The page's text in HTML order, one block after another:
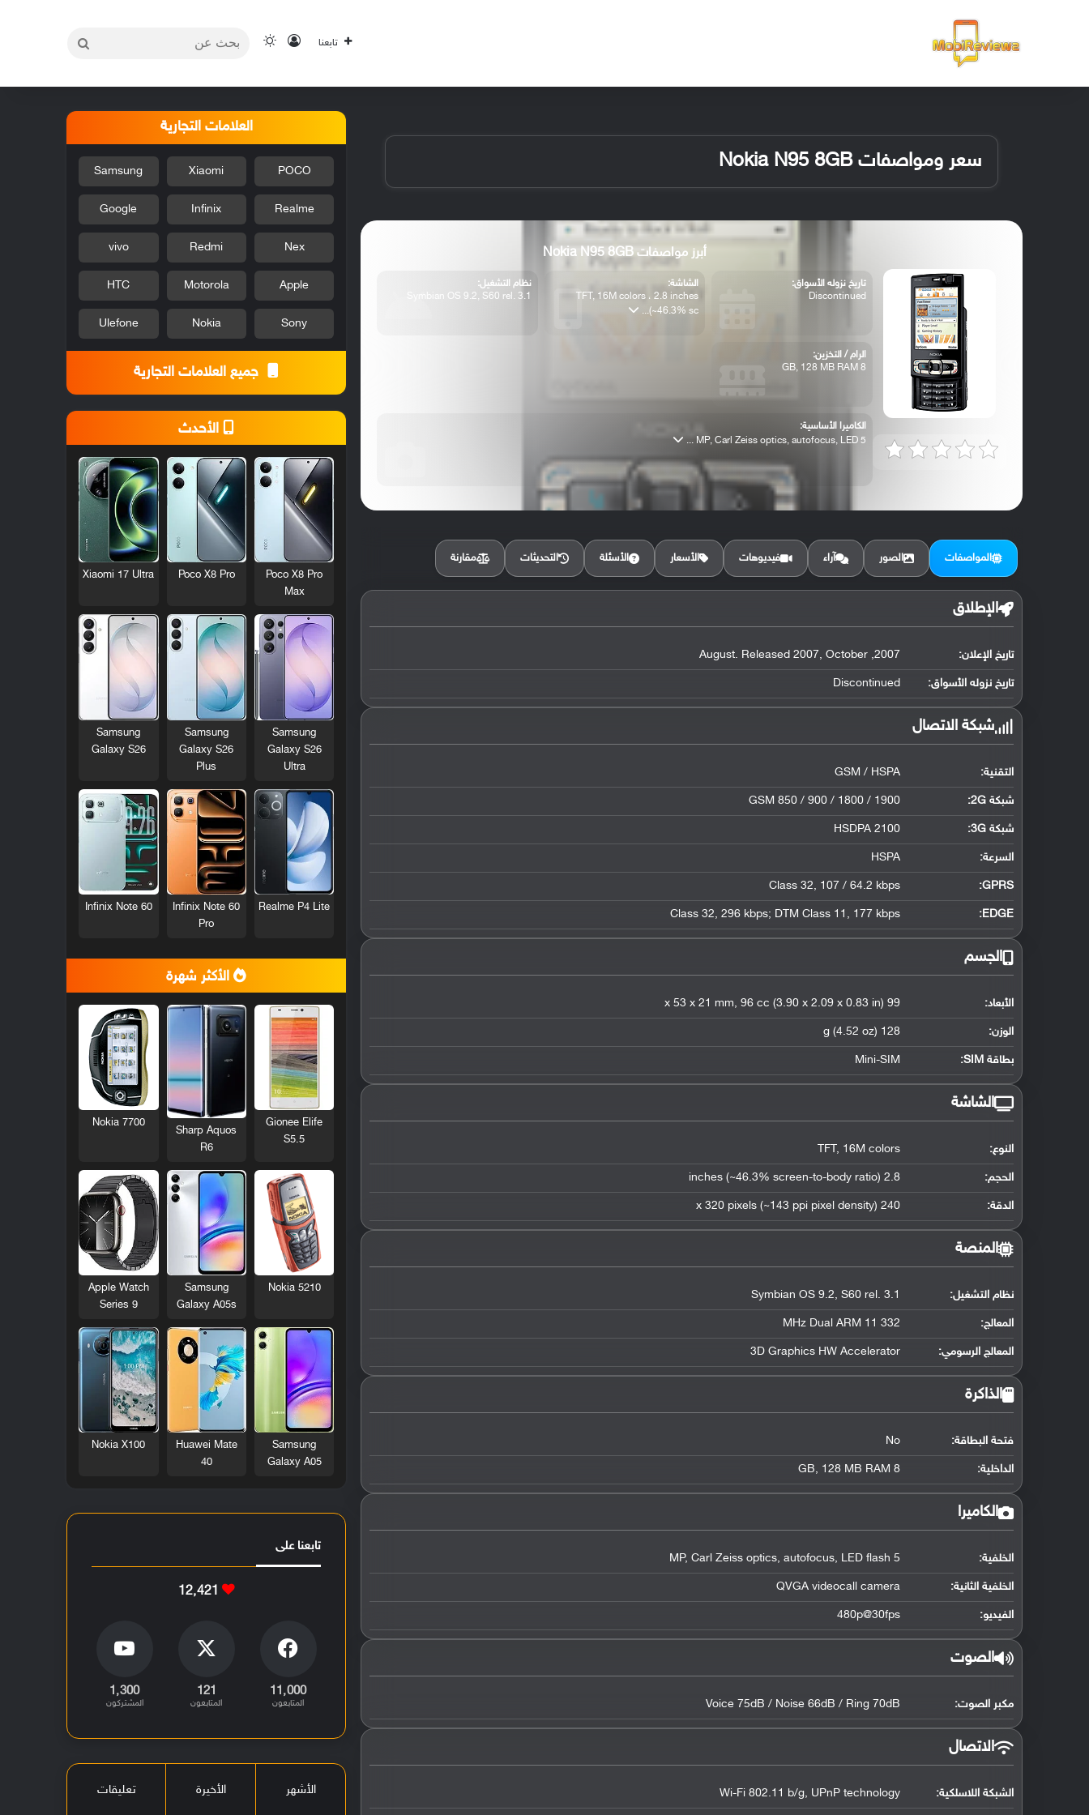
تابعنا تسجيل الدخول
الوضع المظلم
سعر ومواصفات Nokia N95 8GB
أبرز مواصفات Nokia N95 8GB
تاريخ نزوله الأسواق:
Discontinued
الشاشة:
TFT, 16M colors ، 2.8 inches
(~46.3% sc...
نظام التشغيل:
Symbian OS 9.2, S60 rel. 3.1
الرام / التخزين:
8 GB, 128 MB RAM
الكاميرا الأساسية:
5 MP, Carl Zeiss optics, autofocus, LED ...
المواصفات الصور آراء فيديوهات الأسعار الأسئلة التحديثات مقارنة
الإطلاق
تاريخ الإعلان: 2007, August. Released 2007, October
تاريخ نزوله الأسواق: Discontinued
شبكة الاتصال
التقنية: GSM / HSPA
شبكة 2G: GSM 850 / 900 / 1800 / 1900
شبكة 3G :
HSDPA 2100
السرعة: HSPA
GPRS:
Class 32, 107 / 64.2 kbps
EDGE:
Class 32, 296 kbps; DTM Class 11, 177 kbps
الجسم
الأبعاد: 99 x 53 x 21 mm, 96 cc (3.90 x 2.09 x 0.83 in)
الوزن: 128 g (4.52 oz)
بطاقة SIM: Mini-SIM
الشاشة
النوع: TFT, 16M colors
الحجم: 2.8 inches (~46.3% screen-to-body ratio)
الدقة: 240 x 320 pixels (~143 ppi pixel density)
المنصة
نظام التشغيل:
Symbian OS 9.2, S60 rel. 3.1
المعالج:
332 MHz Dual ARM 11
المعالج الرسومي:
3D Graphics HW Accelerator
الذاكرة
فتحة البطاقة: No
الداخلية: 8 GB, 128 MB RAM
الكاميرا
الخلفية: 5 MP, Carl Zeiss optics, autofocus, LED flash
الخلفية الثانية: QVGA videocall camera
الفيديو: 480p@30fps
الصوت
مكبر الصوت: Voice 75dB / Noise 66dB / Ring 70dB
الاتصال
الشبكة اللاسلكية: Wi-Fi 802.11 b/g, UPnP technology
العلامات التجارية
POCO
Xiaomi
Samsung
Realme
Infinix
Google
Nex
Redmi
vivo
Apple
Motorola
HTC
Sony
Nokia
Ulefone
جميع العلامات التجارية
الأحدث
Poco X8 Pro
Max
Poco X8 Pro
Xiaomi 17 Ultra
Samsung
Galaxy S26
Ultra
Samsung
Galaxy S26
Plus
Samsung
Galaxy S26
Realme P4 Lite
Infinix Note 60
Pro
Infinix Note 60
الأكثر شهرة
Gionee Elife
S5.5
Sharp Aquos
R6
Nokia 7700
Nokia 5210
Samsung
Galaxy A05s
Apple Watch
Series 9
Samsung
Galaxy A05
Huawei Mate
40
Nokia X100
تابعنا على
12٬421
11٬000
المتابعون
121
المتابعون
1٬300
المشتركون
الأشهر الأخيرة تعليقات